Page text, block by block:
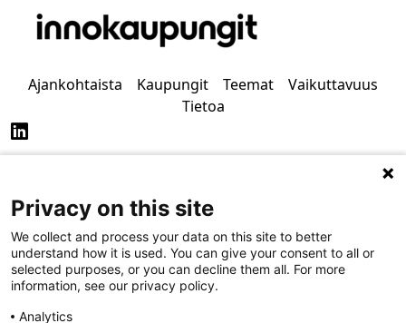
Ajankohtaista Kaupungit Teemat
Vaikuttavuus
Tietoa
Tietosuoja Saavutettavuus
Privacy on this site
We collect and process your data on this site to better
understand how it is used. You can give your consent to all or
selected purposes, or you can decline them all. For more
information, see our privacy policy.
Analytics